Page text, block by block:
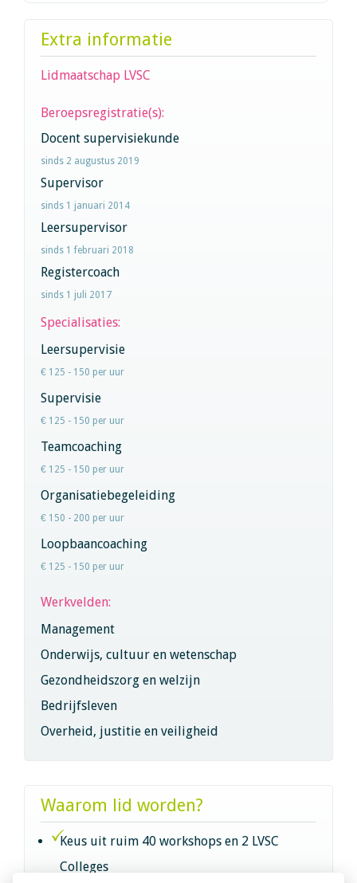
Extra informatie
Lidmaatschap LVSC
Beroepsregistratie(s):
Docent supervisiekunde
sinds 2 augustus 2019
Supervisor
sinds 1 januari 2014
Leersupervisor
sinds 1 februari 2018
Registercoach
sinds 1 juli 2017
Specialisaties:
Leersupervisie
€ 125 - 150 per uur
Supervisie
€ 125 - 150 per uur
Teamcoaching
€ 125 - 150 per uur
Organisatiebegeleiding
€ 150 - 200 per uur
Loopbaancoaching
€ 125 - 150 per uur
Werkvelden:
Management
Onderwijs, cultuur en wetenschap
Gezondheidszorg en welzijn
Bedrijfsleven
Overheid, justitie en veiligheid
Waarom lid worden?
Keus uit ruim 40 workshops en 2 LVSC
Colleges